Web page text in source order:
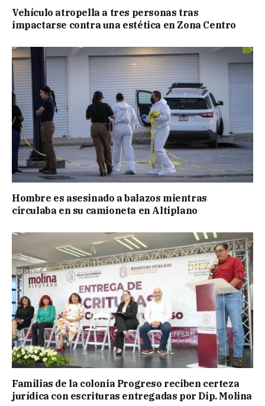
Vehículo atropella a tres personas tras
impactarse contra una estética en Zona Centro
Hombre es asesinado a balazos mientras
circulaba en su camioneta en Altiplano
Familias de la colonia Progreso reciben certeza
jurídica con escrituras entregadas por Dip. Molina